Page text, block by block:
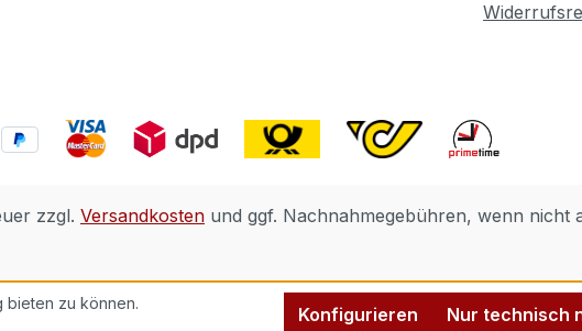
zzgl. Versandkosten und ggf. Nachnahmegebühren, wenn nicht
bieten zu können.
Nur technisch
Konfigurieren